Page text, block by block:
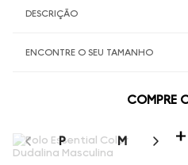
DESCRIÇÃO
ENCONTRE O SEU TAMANHO
COMPRE
P M G